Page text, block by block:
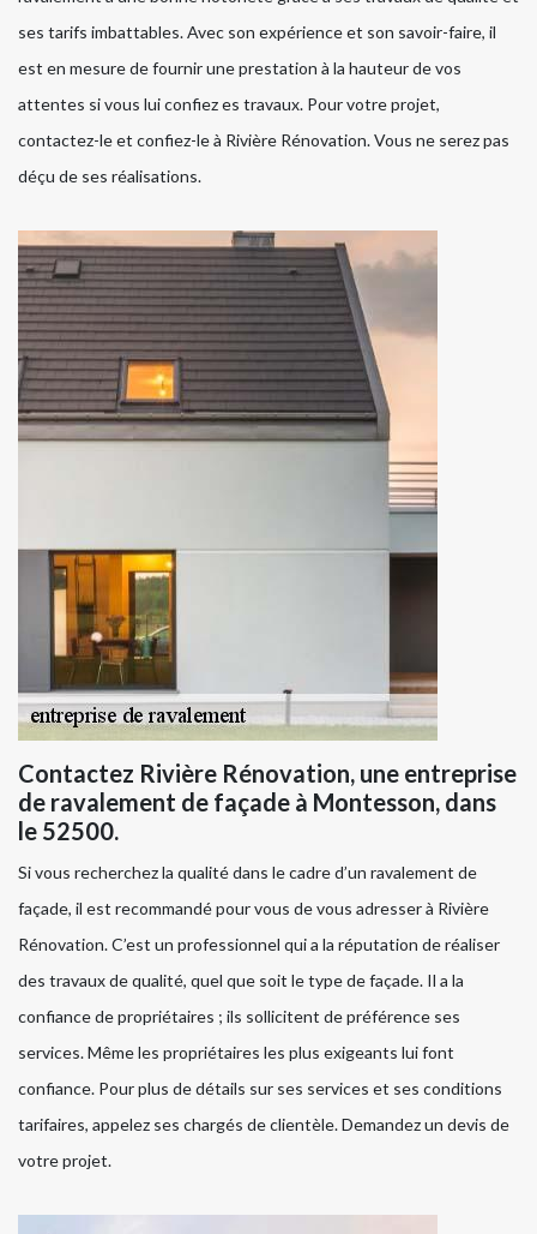
ses tarifs imbattables. Avec son expérience et son savoir-faire, il
est en mesure de fournir une prestation à la hauteur de vos
attentes si vous lui confiez es travaux. Pour votre projet,
contactez-le et confiez-le à Rivière Rénovation. Vous ne serez pas
déçu de ses réalisations.
Contactez Rivière Rénovation, une entreprise
de ravalement de façade à Montesson, dans
le 52500.
Si vous recherchez la qualité dans le cadre d’un ravalement de
façade, il est recommandé pour vous de vous adresser à Rivière
Rénovation. C’est un professionnel qui a la réputation de réaliser
des travaux de qualité, quel que soit le type de façade. Il a la
confiance de propriétaires ; ils sollicitent de préférence ses
services. Même les propriétaires les plus exigeants lui font
confiance. Pour plus de détails sur ses services et ses conditions
tarifaires, appelez ses chargés de clientèle. Demandez un devis de
votre projet.